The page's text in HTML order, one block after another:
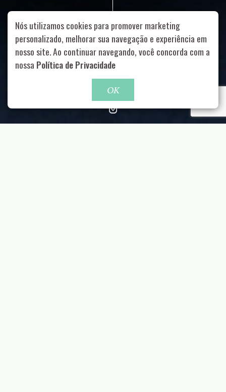
Rua Aurélia, 1714 – Vila Romana, São Paulo – SP | 55 11
99178-5848 | contato@nucleofood.com
Role para continar
Nós utilizamos cookies para promover marketing
personalizado, melhorar sua navegação e experiência em
nosso site. Ao continuar navegando, você concorda com a
nossa Política de Privacidade
OK